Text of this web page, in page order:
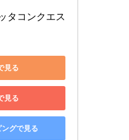
タコンクエス
見る
見る
グで見る